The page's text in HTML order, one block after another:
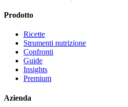
Prodotto
Ricette
Strumenti nutrizione
Confronti
Guide
Insights
Premium
Azienda